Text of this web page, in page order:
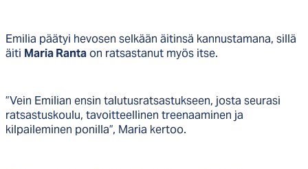
Emilia päätyi hevosen selkään äitinsä kannustamana, sillä
äiti MariaRantaon ratsastanut myös itse.
”Vein Emilian ensin talutusratsastukseen, josta seurasi
ratsastuskoulu, tavoitteellinen treenaaminen ja
kilpaileminen ponilla”, Maria kertoo.